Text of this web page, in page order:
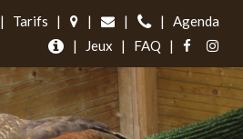
| Tarifs | | | |
Agenda
|
Jeux | FAQ |